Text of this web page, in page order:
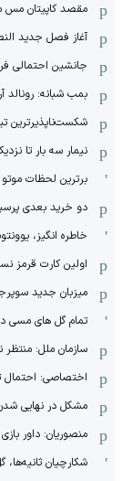
مقصد کاپیتان
آغاز فصل جدید
جانشین احتمالی
بمب شبانه: رونالد
شکست‌ناپذیرترین
نیمار سه بار تا
برترین لحظات موتو GP در سال 2026
دو خرید بعدی
خاطره انگیز، یوونتوس 2 - بایرن مونیخ 1
اولین کارت قرمز
میزبان جدید
تمام گل های مسی
سازمان ملل: منتظر
اختصاصی:
مشکل در نهایی
منصوریان: داور
شکارچیان